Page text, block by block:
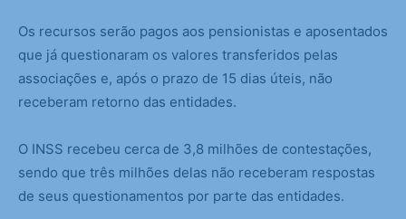
Os recursos serão pagos aos pensionistas e aposentados
que já questionaram os valores transferidos pelas
associações e, após o prazo de 15 dias úteis, não
receberam retorno das entidades.
O INSS recebeu cerca de 3,8 milhões de contestações,
sendo que três milhões delas não receberam respostas
de seus questionamentos por parte das entidades.